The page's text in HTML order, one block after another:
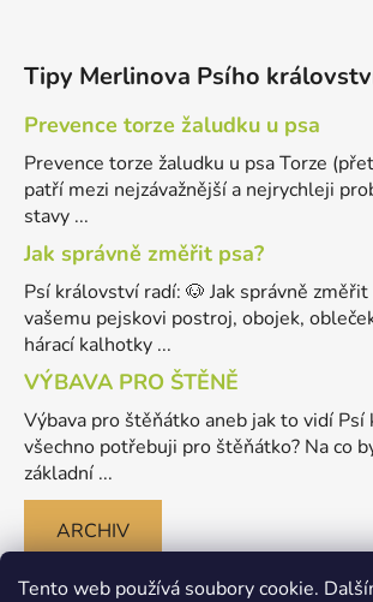
Tento web používá soubory cookie.
Tipy Merlinova Psího
Prevence torze žaludku u psa
Prevence torze žaludku u psa Torze
patří mezi nejzávažnější a nejrychleji
stavy ...
Jak správně změřit psa?
Psí království radí: 🐶 Jak správně změřit
vašemu pejskovi postroj, obojek,
hárací kalhotky ...
VÝBAVA PRO ŠTĚNĚ
Výbava pro štěňátko aneb jak to vidí Psí
všechno potřebuji pro štěňátko? Na co
základní ...
ARCHIV